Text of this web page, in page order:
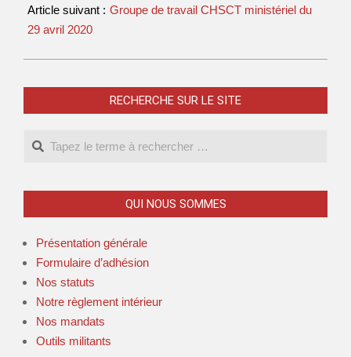
Article suivant : Groupe de travail CHSCT ministériel du
29 avril 2020
RECHERCHE SUR LE SITE
QUI NOUS SOMMES
Présentation générale
Formulaire d’adhésion
Nos statuts
Notre règlement intérieur
Nos mandats
Outils militants